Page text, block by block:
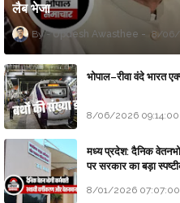
लैब भेजा
Updesh Awasthee 8/06/
भोपाल–रीवा वंदे भारत
8/06/2026 09:14:00
मध्य प्रदेश: दैनिक
पर सरकार का बड़ा
8/01/2026 07:07:00